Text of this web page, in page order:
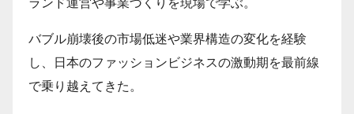
ランド運営や事業づくりを現場で学ぶ。
バブル崩壊後の市場低迷や業界構造の変化を経験
し、日本のファッションビジネスの激動期を最前線
で乗り越えてきた。